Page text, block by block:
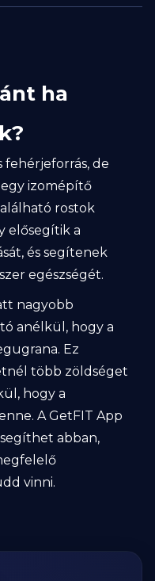
ha
fehérjeforrás, de
izomépítő
rostok
elősegítik a
és segítenek
egészségét.
nagyobb
anélkül, hogy a
Ez
több zöldséget
hogy a
A GetFIT App
abban,
vinni.